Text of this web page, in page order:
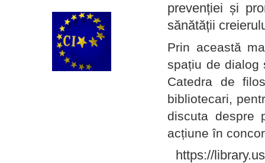
prevenției și
sănătății
Prin această
spațiu de dialog
Catedra de
bibliotecari,
discuta despre
acțiune în
https://